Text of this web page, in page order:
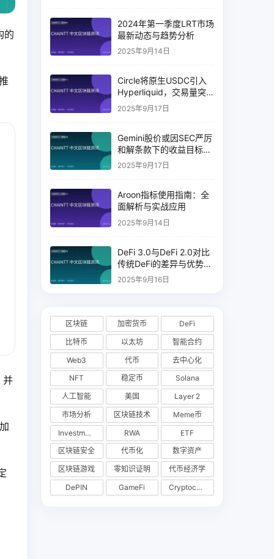
的
并
2024年第一季度LRT市场
最新动态与趋势分析
2025年9月14日
Circle将原生USDC引入
Hyperliquid，交易量突
破币安14%
2025年9月17日
Gemini股价或因SEC严厉
和解条款下的收益目标破
灭而下跌
2025年9月17日
Aroon指标使用指南：全
面解析与实战应用
2025年9月14日
DeFi 3.0与DeFi 2.0对比
传统DeFi的差异与优势分
析
2025年9月16日
区块链 加密货币
DeFi
比特币
以太坊
智能合约
Web3
代币
去中心化
NFT
稳定币
Solana
人工智能
美国
Layer 2
市场分析
区块链技术
Meme币
Investments
RWA
ETF
区块链安全
代币化
数字资产
区块链游戏
零知识证明
代币经济学
DePIN
GameFi Cryptocurrency Exchange